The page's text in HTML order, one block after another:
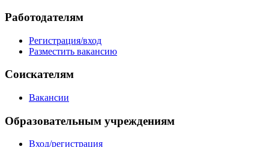
Работодателям
Регистрация/вход
Разместить вакансию
Соискателям
Вакансии
Образовательным учреждениям
Вход/регистрация